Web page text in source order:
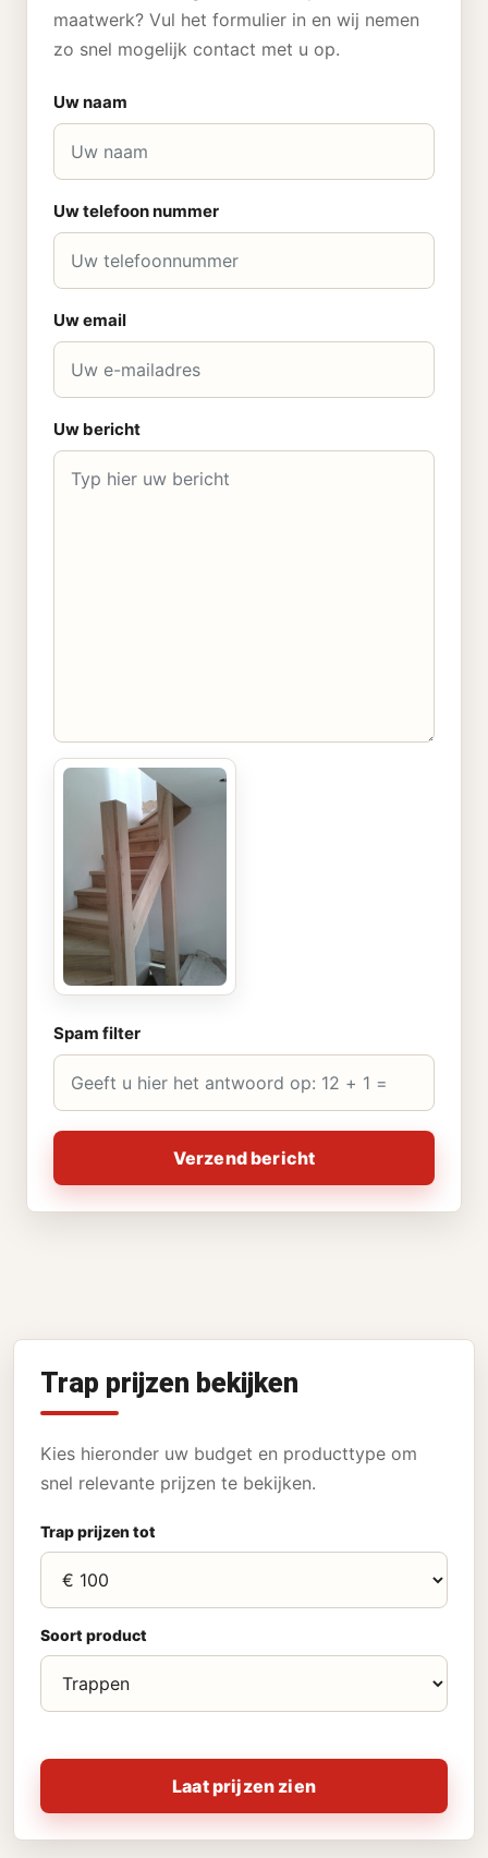
maatwerk? Vul het formulier in en wij nemen
zo snel mogelijk contact met u op.
Uw naam
Uw telefoon nummer
Uw email
Uw bericht
Spam filter
Verzend bericht
Trap prijzen bekijken
Kies hieronder uw budget en producttype om
snel relevante prijzen te bekijken.
Trap prijzen tot
Soort product